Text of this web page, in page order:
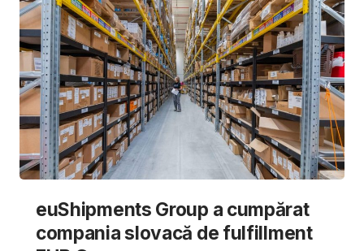
euShipments Group a cumpărat
compania slovacă de fulfillment